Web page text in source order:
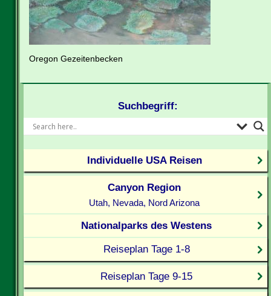
Oregon Gezeitenbecken
Suchbegriff:
Individuelle USA Reisen
Canyon Region
Utah, Nevada, Nord Arizona
Nationalparks des Westens
Reiseplan Tage 1-8
Reiseplan Tage 9-15